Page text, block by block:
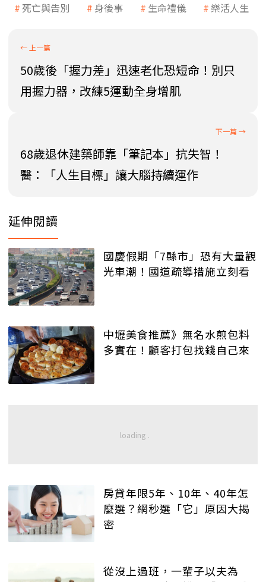
死亡與告別
身後事 生命禮儀 樂活人生
50歲後「握力差」迅速老化恐短命！別只
用握力器，改練5運動全身增肌
68歲退休建築師靠「筆記本」抗失智！
醫：「人生目標」讓大腦持續運作
延伸閱讀
國慶假期「7縣市」恐有大量觀
光車潮！國道疏導措施立刻看
中壢美食推薦》無名水煎包料
多實在！顧客打包找錢自己來
房貸年限5年、10年、40年怎
麼選？網秒選「它」原因大揭
密
從沒上過班，一輩子以夫為